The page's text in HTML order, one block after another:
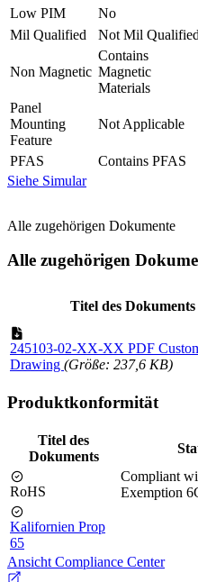
Low PIM
No
Mil Qualified
Not Mil Qualified
Non Magnetic
Contains
Magnetic
Materials
Panel
Mounting
Feature
Not Applicable
PFAS
Contains PFAS
Siehe Simular
Alle zugehörigen Dokumente
Alle zugehörigen
Titel des Dokuments
245103-02-XX-XX PDF
Drawing (Größe: 237,6 KB)
Produktkonformität
Titel des
Dokuments
RoHS
Compliant
Exemption
Kalifornien Prop
65
Ansicht Compliance Center